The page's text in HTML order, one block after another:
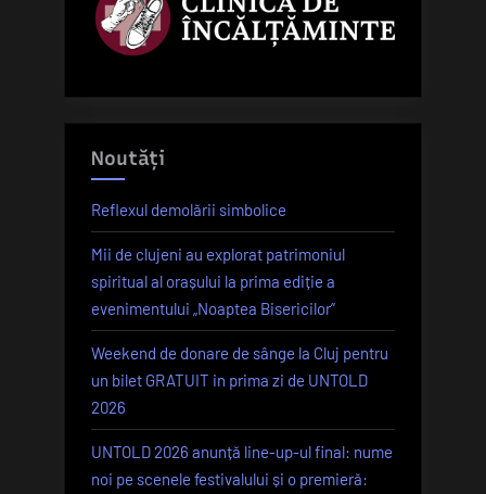
Noutăți
Reflexul demolării simbolice
Mii de clujeni au explorat patrimoniul
spiritual al orașului la prima ediție a
evenimentului „Noaptea Bisericilor”
Weekend de donare de sânge la Cluj pentru
un bilet GRATUIT in prima zi de UNTOLD
2026
UNTOLD 2026 anunță line-up-ul final: nume
noi pe scenele festivalului și o premieră: